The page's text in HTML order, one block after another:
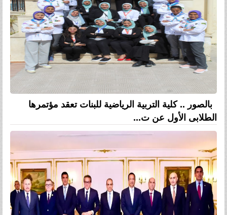
بالصور .. كلية التربية الرياضية للبنات تعقد مؤتمرها
الطلابى الأول عن ت...